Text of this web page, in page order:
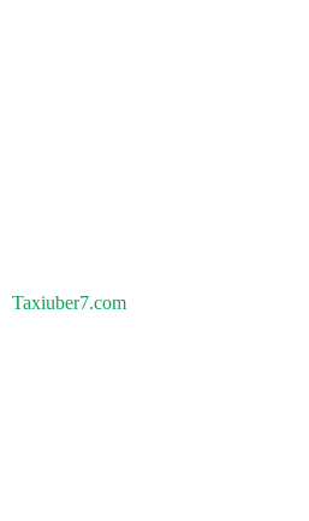
Taxiuber7.com